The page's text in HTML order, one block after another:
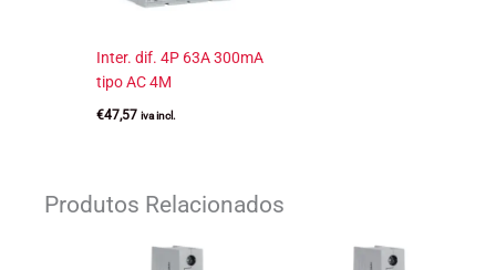
Inter. dif. 4P 63A 300mA
tipo AC 4M
€47,57 iva incl.
Produtos Relacionados